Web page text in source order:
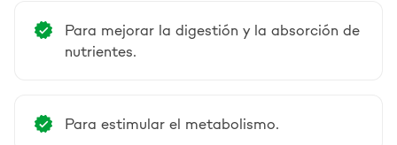
Para mejorar la digestión y la absorción de
nutrientes.
Para estimular el metabolismo.